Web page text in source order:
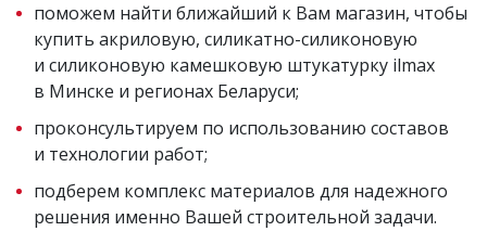
поможем найти ближайший к Вам магазин, чтобы
купить акриловую, силикатно-силиконовую
и силиконовую камешковую штукатурку ilmax
в Минске и регионах Беларуси;
проконсультируем по использованию составов
и технологии работ;
подберем комплекс материалов для надежного
решения именно Вашей строительной задачи.